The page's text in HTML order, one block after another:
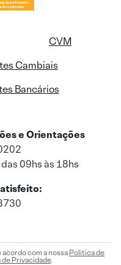
CVM
Cambiais
Bancários
e Orientações
09hs às 18hs
com a nossa Política de
Privacidade.